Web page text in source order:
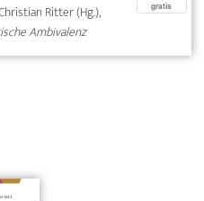
Ritter (Hg.),
Ambivalenz
gratis